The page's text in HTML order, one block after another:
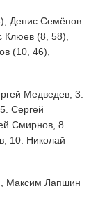
Денис Семёнов
Клюев (8, 58),
(10, 46),
Медведев, 3.
Сергей
Смирнов, 8.
10. Николай
Максим Лапшин